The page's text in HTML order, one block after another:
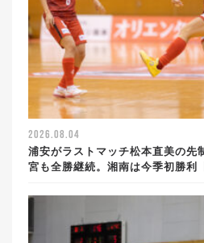
2026.08.04
浦安がラストマッチ松本直美の先
宮も全勝継続。湘南は今季初勝